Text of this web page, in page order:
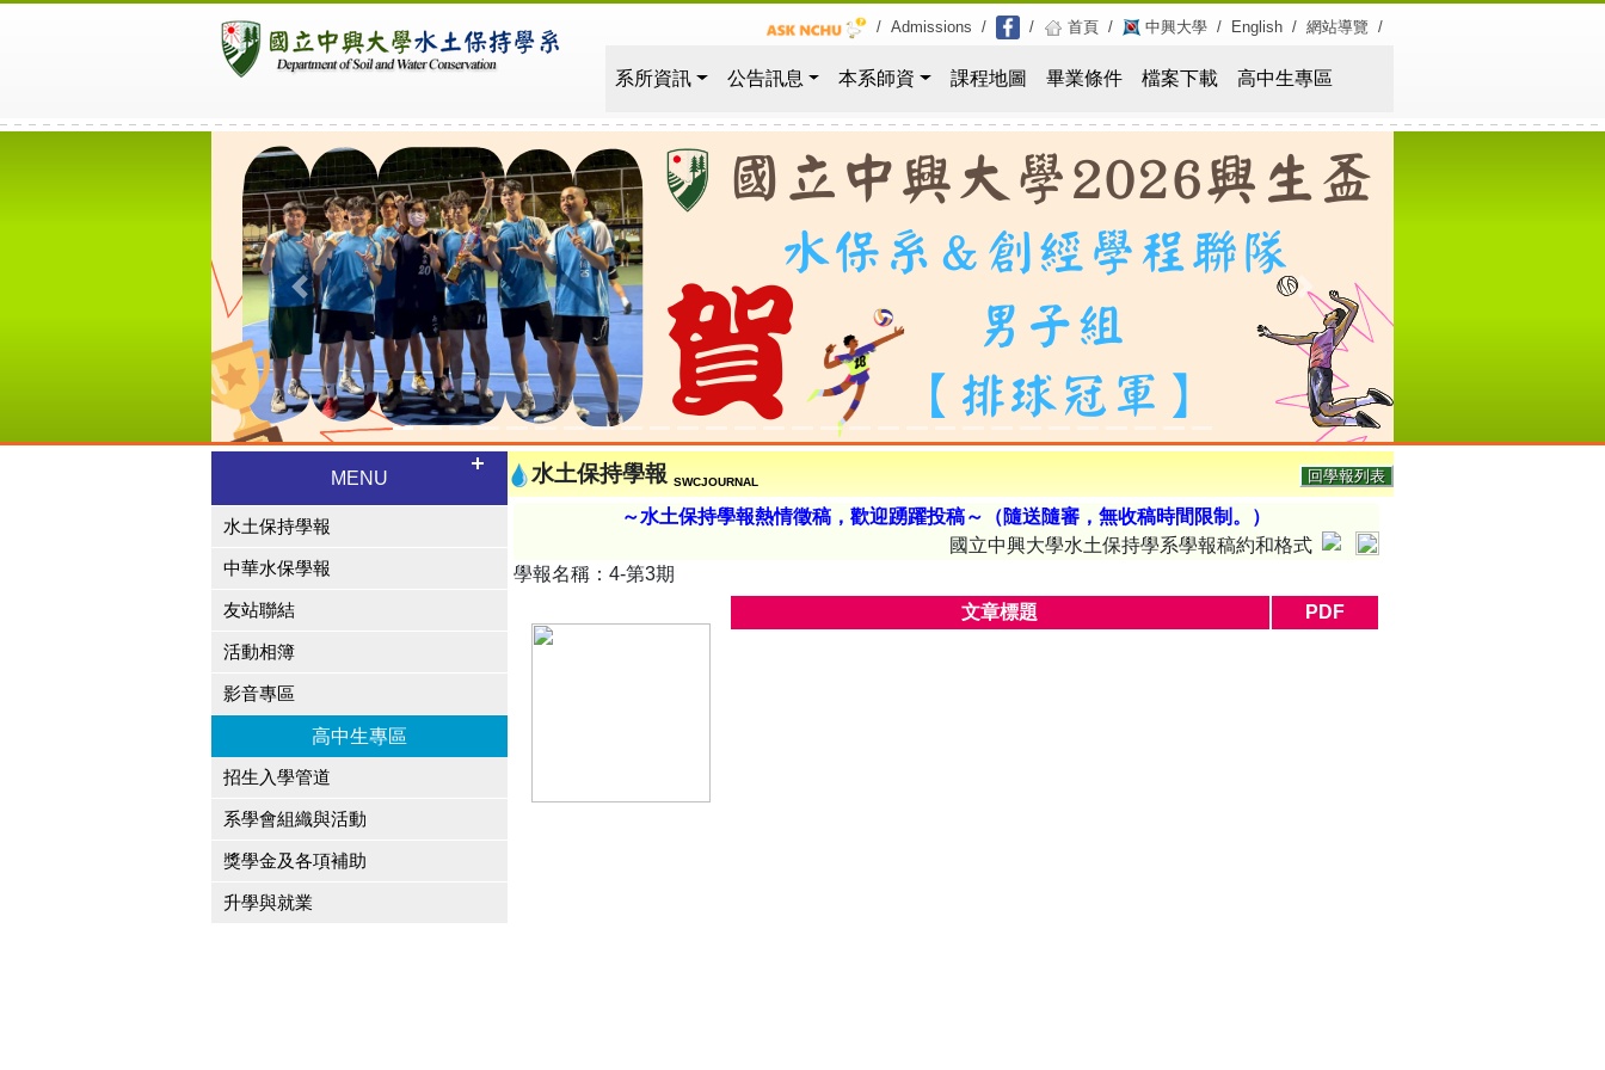
/ Admissions / / 首頁 / 中興大學 / English / 網站導覽 /
系所資訊 公告訊息 本系師資 課程地圖 畢業條件 檔案下載 高中生專區
Previous Next
MENU
水土保持學報
中華水保學報
友站聯結
活動相簿
影音專區
高中生專區
招生入學管道
系學會組織與活動
獎學金及各項補助
升學與就業
水土保持學報 SWCJOURNAL 回學報列表
～水土保持學報熱情徵稿，歡迎踴躍投稿～（隨送隨審，無收稿時間限制。）
國立中興大學水土保持學系學報稿約和格式
學報名稱：4-第3期
文章標題
PDF